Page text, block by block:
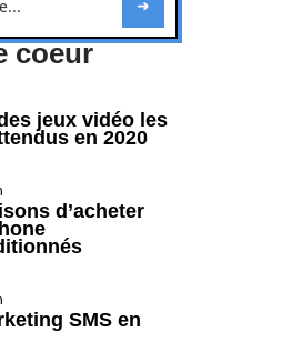
coeur
jeux vidéo les
en 2020
d’acheter
SMS en